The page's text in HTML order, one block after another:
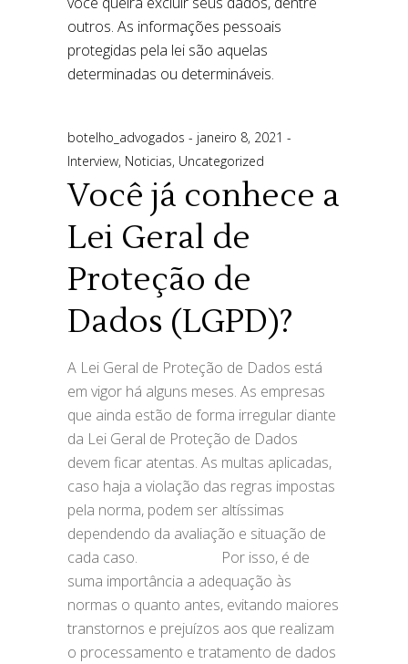
botelho_advogados
janeiro 8, 2021
Interview, Noticias, Uncategorized
Você já conhece a
Lei Geral de
Proteção de
Dados (LGPD)?
A Lei Geral de Proteção de Dados está
em vigor há alguns meses. As empresas
que ainda estão de forma irregular diante
da Lei Geral de Proteção de Dados
devem ficar atentas. As multas aplicadas,
caso haja a violação das regras impostas
pela norma, podem ser altíssimas
dependendo da avaliação e situação de
cada caso.⠀⠀ ⠀⠀⠀⠀⠀ Por isso, é de
suma importância a adequação às
normas o quanto antes, evitando maiores
transtornos e prejuízos aos que realizam
o processamento e tratamento de dados